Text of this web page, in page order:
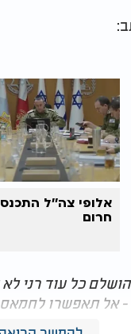
אלופי צה''ל
חרום
כל עוד רני לא
אל תאפשרו לחמאס